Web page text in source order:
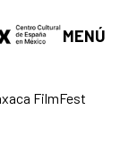
MENÚ
FilmFest